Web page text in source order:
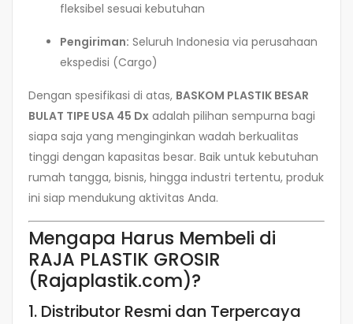
fleksibel sesuai kebutuhan
Pengiriman: Seluruh Indonesia via perusahaan
ekspedisi (Cargo)
Dengan spesifikasi di atas, BASKOM PLASTIK BESAR
BULAT TIPE USA 45 Dx adalah pilihan sempurna bagi
siapa saja yang menginginkan wadah berkualitas
tinggi dengan kapasitas besar. Baik untuk kebutuhan
rumah tangga, bisnis, hingga industri tertentu, produk
ini siap mendukung aktivitas Anda.
Mengapa Harus Membeli di
RAJA PLASTIK GROSIR
(Rajaplastik.com)?
1. Distributor Resmi dan Terpercaya